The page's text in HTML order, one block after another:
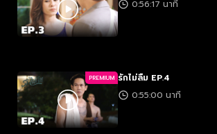
0:56:17 นาที
PREMIUM รักไม่ลืม EP.4
0:55:00 นาที